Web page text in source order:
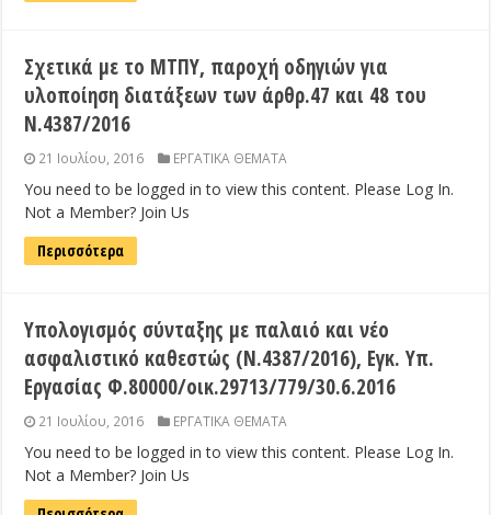
Σχετικά με το ΜΤΠΥ, παροχή οδηγιών για
υλοποίηση διατάξεων των άρθρ.47 και 48 του
Ν.4387/2016
21 Ιουλίου, 2016 ΕΡΓΑΤΙΚΑ ΘΕΜΑΤΑ
You need to be logged in to view this content. Please Log In.
Not a Member? Join Us
Περισσότερα
Υπολογισμός σύνταξης με παλαιό και νέο
ασφαλιστικό καθεστώς (Ν.4387/2016), Εγκ. Υπ.
Εργασίας Φ.80000/οικ.29713/779/30.6.2016
21 Ιουλίου, 2016 ΕΡΓΑΤΙΚΑ ΘΕΜΑΤΑ
You need to be logged in to view this content. Please Log In.
Not a Member? Join Us